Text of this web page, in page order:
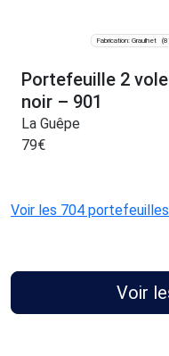
Fabrication: Graulhet
Portefeuille 2
noir – 901
La Guêpe
79€
Voir les 704
Voir